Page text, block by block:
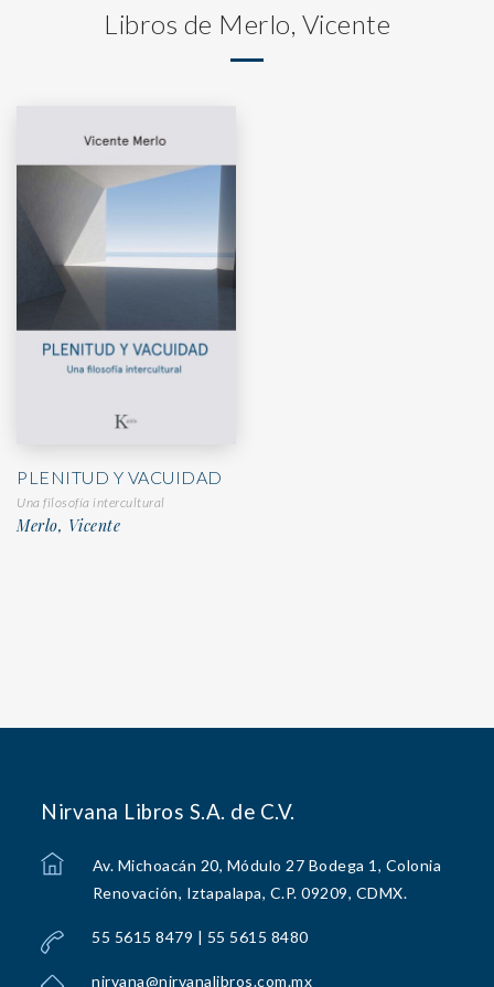
Libros de Merlo, Vicente
PLENITUD Y VACUIDAD
Una filosofía intercultural
Merlo, Vicente
Nirvana Libros S.A. de C.V.
Av. Michoacán 20, Módulo 27 Bodega 1, Colonia
Renovación, Iztapalapa, C.P. 09209, CDMX.
55 5615 8479 | 55 5615 8480
nirvana@nirvanalibros.com.mx